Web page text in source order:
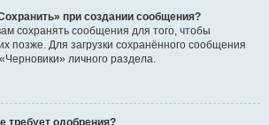
при создании сообщения?
сохранять сообщения для того, чтобы
позже. Для загрузки сохранённого сообщения
личного раздела.
требует одобрения?